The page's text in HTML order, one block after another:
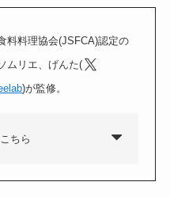
料料理協会(JSFCA)認定の
ムリエ、げんた(
)が監修。
ちら